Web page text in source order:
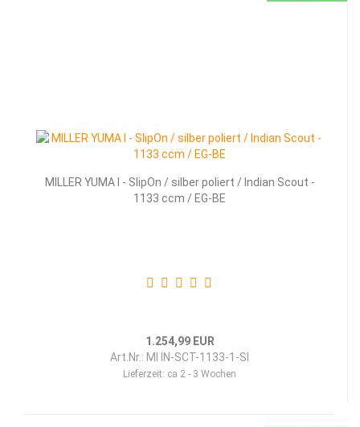
MILLER YUMA I - SlipOn / silber poliert / Indian Scout -
1133 ccm / EG-BE
1.254,99 EUR
Art.Nr.: MI IN-SCT-1133-1-SI
Lieferzeit: ca 2 - 3 Wochen